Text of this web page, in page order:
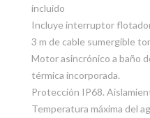
incluido
Incluye interruptor
3 m de cable sumergible
Motor asincrónico a baño
térmica incorporada.
Protección IP68.
Temperatura máxima del